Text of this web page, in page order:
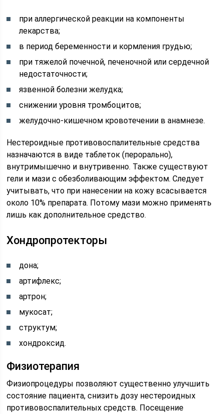
при аллергической реакции на компоненты
лекарства;
в период беременности и кормления грудью;
при тяжелой почечной, печеночной или сердечной
недостаточности;
язвенной болезни желудка;
снижении уровня тромбоцитов;
желудочно-кишечном кровотечении в анамнезе.
Нестероидные противовоспалительные средства
назначаются в виде таблеток (перорально),
внутримышечно и внутривенно. Также существуют
гели и мази с обезболивающим эффектом. Следует
учитывать, что при нанесении на кожу всасывается
около 10% препарата. Потому мази можно применять
лишь как дополнительное средство.
Хондропротекторы
дона;
артифлекс;
артрон;
мукосат;
структум;
хондроксид.
Физиотерапия
Физиопроцедуры позволяют существенно улучшить
состояние пациента, снизить дозу нестероидных
противовоспалительных средств. Посещение